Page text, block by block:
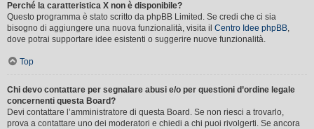
Perché la caratteristica X non è disponibile?
Questo programma è stato scritto da phpBB Limited. Se credi che ci sia
bisogno di aggiungere una nuova funzionalità, visita il Centro Idee phpBB,
dove potrai supportare idee esistenti o suggerire nuove funzionalità.
Top
Chi devo contattare per segnalare abusi e/o per questioni d’ordine legale
concernenti questa Board?
Devi contattare l’amministratore di questa Board. Se non riesci a trovarlo,
prova a contattare uno dei moderatori e chiedi a chi puoi rivolgerti. Se ancora